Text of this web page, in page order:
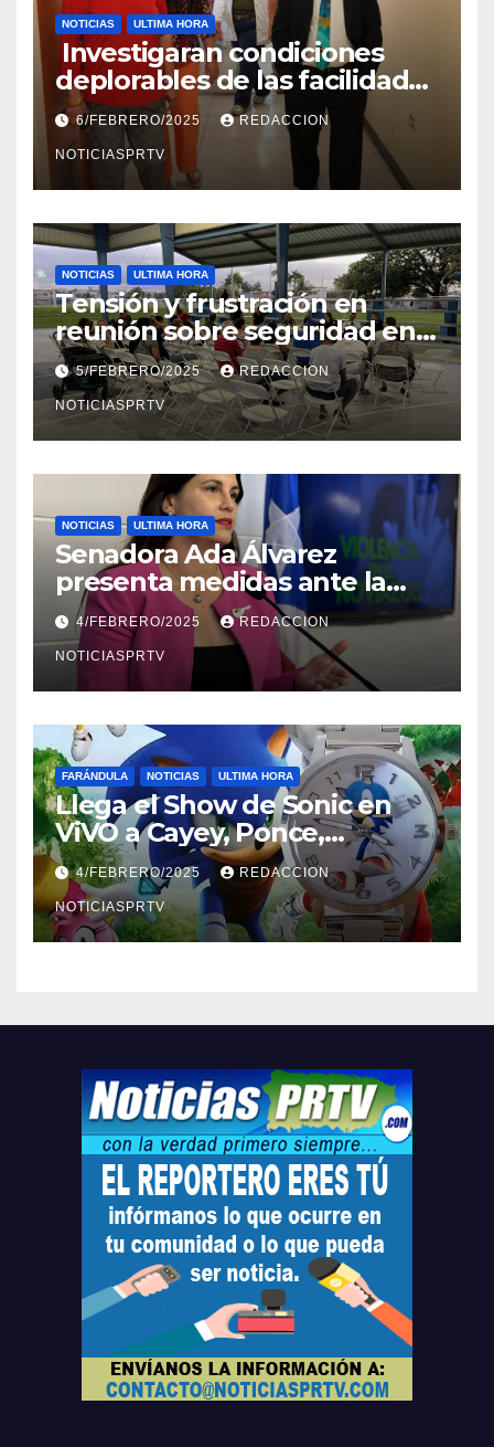
NOTICIAS ULTIMA HORA
Investigaran condiciones
deplorables de las facilidades
el Departamento de la Salud
en Mayagüez
6/FEBRERO/2025 REDACCION
NOTICIASPRTV
NOTICIAS ULTIMA HORA
Tensión y frustración en
reunión sobre seguridad en
Reparto Metropolitano
5/FEBRERO/2025 REDACCION
NOTICIASPRTV
NOTICIAS ULTIMA HORA
Senadora Ada Álvarez
presenta medidas ante la
violencia en el noviazgo
4/FEBRERO/2025 REDACCION
NOTICIASPRTV
FARÁNDULA NOTICIAS ULTIMA HORA
Llega el Show de Sonic en
ViVO a Cayey, Ponce,
Barceloneta y Humacao,
Relojes gratis para el que
compre ahora….
4/FEBRERO/2025 REDACCION
NOTICIASPRTV